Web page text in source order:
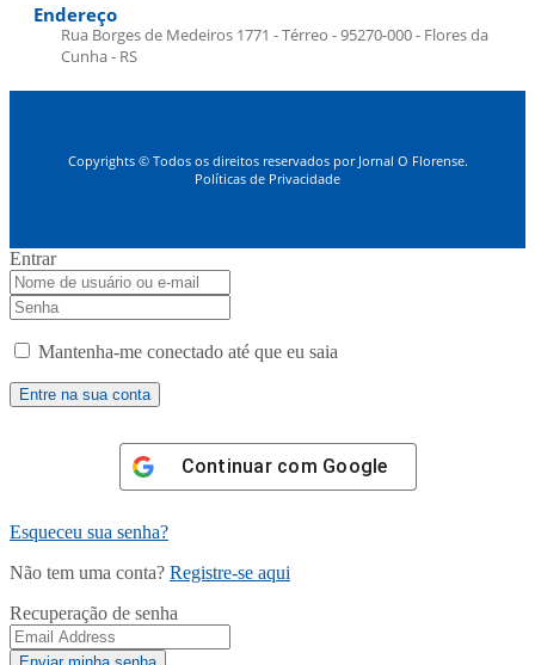
Endereço
Rua Borges de Medeiros 1771 - Térreo - 95270-000 - Flores da
Cunha - RS
Copyrights © Todos os direitos reservados por Jornal O Florense.
Políticas de Privacidade
Entrar
Mantenha-me conectado até que eu saia
Continuar com Google
Esqueceu sua senha?
Não tem uma conta? Registre-se aqui
Recuperação de senha